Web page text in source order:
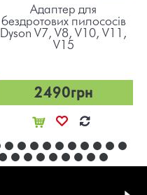
Адаптер для
бездротових пилососів
Dyson V7, V8, V10, V11,
V15
2490грн